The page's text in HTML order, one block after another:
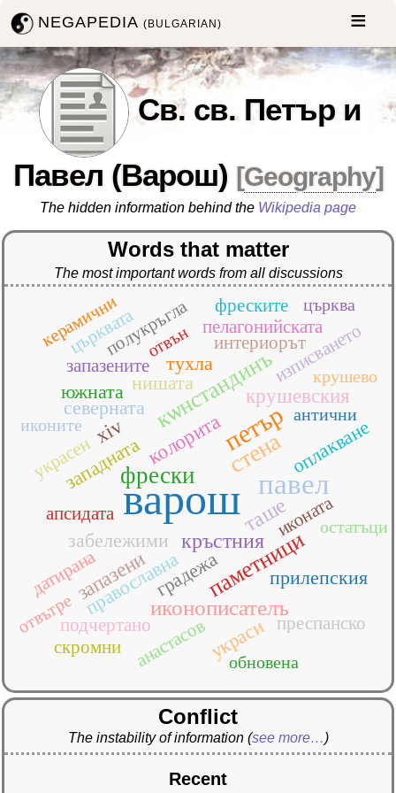
NEGAPEDIA(BULGARIAN)
Св. св. Петър и
Павел (Варош) [Geography]
The hidden information behind the Wikipedia page
Words that matter
The most important words from all discussions
варош павел
петър
стена
фрески
кѡнстандинъ
паметници
иконописателъ
кръстния
таше
xiv
запазени
колорита
крушевския
градежа
забележими
западната
нишата
оплакване
православна прилепския
северната
тухла
украси
южната
анастасов
апсидата
датирана
запазените изписването
иконата
интериорът
пелагонийската
подчертано
полукръгла
преспанско
скромни
украсен
фреските
църквата
антични
иконите
керамични
крушево
обновена
остатъци
отвън
отвътре
църква
Conflict
The instability of information (see more…)
Recent